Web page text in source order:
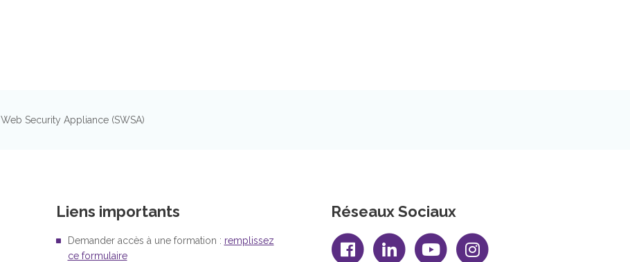
Security Appliance (SWSA)
Liens importants
Demander accès à une formation : remplissez
ce formulaire
Réseaux Sociaux